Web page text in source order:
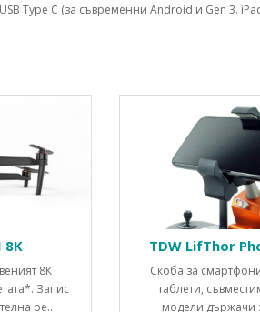
Type C (за съвременни Android и Gen 3.
8K
8К
Запис
ре..
TDW LifThor
Скоба за
таблети,
модели държачи